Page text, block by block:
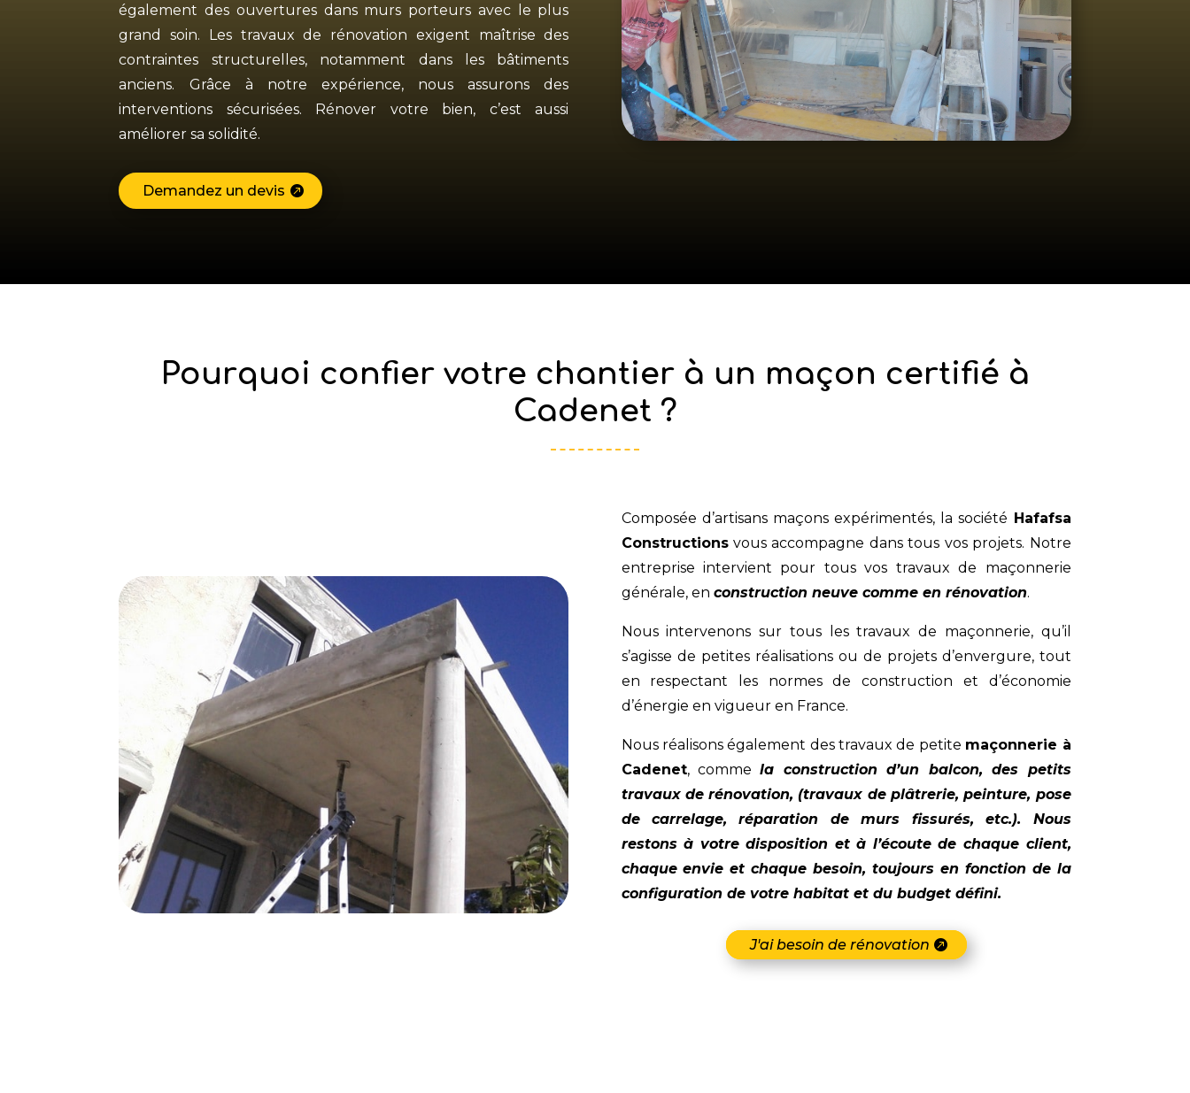
également des ouvertures dans murs porteurs avec le plus
grand soin. Les travaux de rénovation exigent maîtrise des
contraintes structurelles, notamment dans les bâtiments
anciens. Grâce à notre expérience, nous assurons des
interventions sécurisées. Rénover votre bien, c’est aussi
améliorer sa solidité.
Demandez un devis
Pourquoi confier votre chantier à un maçon certifié à
Cadenet ?
Composée d’artisans maçons expérimentés, la société Hafafsa
Constructionsvous accompagne dans tous vos projets. Notre
entreprise intervient pour tous vos travaux de maçonnerie
générale, en construction neuve comme en rénovation.
Nous intervenons sur tous les travaux de maçonnerie, qu’il
s’agisse de petites réalisations ou de projets d’envergure, tout
en respectant les normes de construction et d’économie
d’énergie en vigueur en France.
Nous réalisons également des travaux de petite maçonnerie à
Cadenet, commela construction d’un balcon, des petits
travaux de rénovation, (travaux de plâtrerie, peinture, pose
de carrelage, réparation de murs fissurés, etc.). Nous
restons à votre disposition et à l’écoute de chaque client,
chaque envie et chaque besoin, toujours en fonction de la
configuration de votre habitat et du budget défini.
J'ai besoin de rénovation